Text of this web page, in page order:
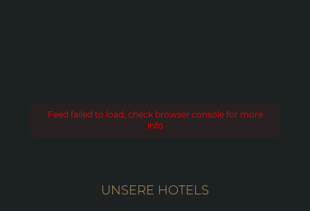
Feed failed to load, check browser console for more
info
UNSERE HOTELS